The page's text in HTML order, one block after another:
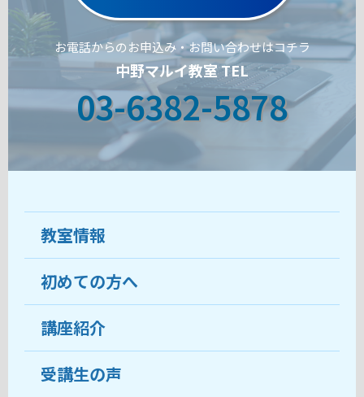
お電話からのお申込み・お問い合わせはコチラ
中野マルイ教室 TEL
03-6382-5878
教室情報
教室について
受講生の声
おすすめ・人気の講座
初めての方へ
ココがおすすめ
料金
講座紹介
受講生の声